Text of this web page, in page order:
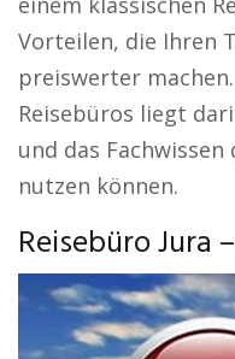
Vorteilen, die Ihren
preiswerter
Reisebüros liegt
und das
nutzen können.
Reisebüro Jura